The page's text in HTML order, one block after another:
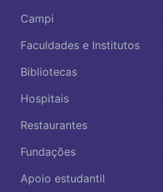
Campi
Faculdades e Institutos
Bibliotecas
Hospitais
Restaurantes
Fundações
Apoio estudantil